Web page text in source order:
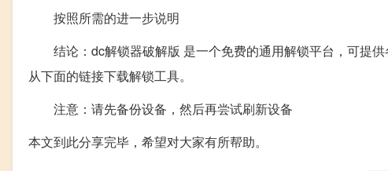
按照所需的进一步说明
结论：dc解锁器破解版 是一个免费的通用解锁平台，可提供
从下面的链接下载解锁工具。
注意：请先备份设备，然后再尝试刷新设备
本文到此分享完毕，希望对大家有所帮助。